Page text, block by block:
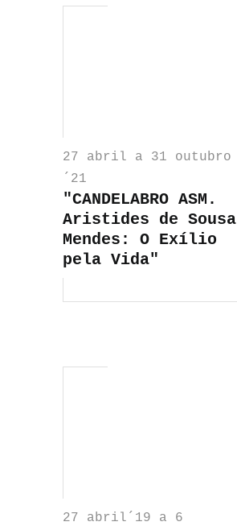
27 abril a 31 outubro
´21
"CANDELABRO ASM.
Aristides de Sousa
Mendes: O Exílio
pela Vida"
27 abril´19 a 6